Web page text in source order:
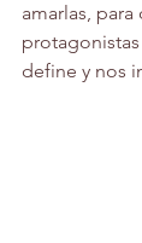
amarlas,
define y nos